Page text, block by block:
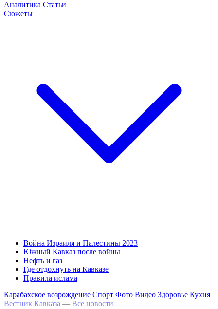
Аналитика Статьи
Сюжеты
Война Израиля и Палестины 2023
Южный Кавказ после войны
Нефть и газ
Где отдохнуть на Кавказе
Правила ислама
Карабахское возрождение Спорт Фото Видео Здоровье Кухня
Вестник Кавказа — Все новости